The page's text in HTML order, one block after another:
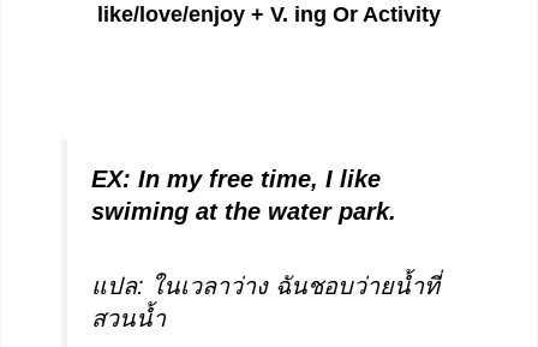
like/love/enjoy + V. ing Or Activity
EX: In my free time, I like
swiming at the water park.
แปล: ในเวลาว่าง ฉันชอบว่ายน้ำที่
สวนน้ำ